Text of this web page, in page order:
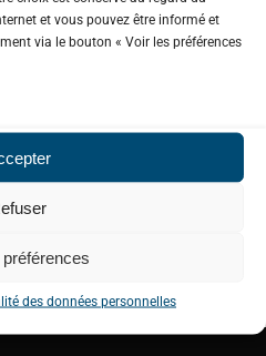
et vous pouvez être informé et
via le bouton « Voir les préférences
des données personnelles
du Bassin
de la Berre et